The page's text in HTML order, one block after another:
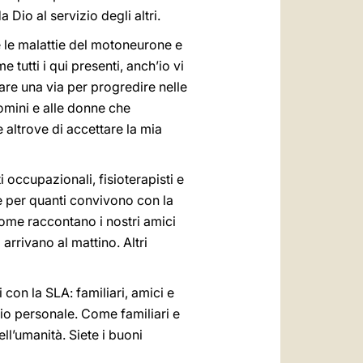
Dio al servizio degli altri.
malattie del motoneurone e
tutti i qui presenti, anch’io vi
una via per progredire nelle
e alle donne che
altrove di accettare la mia
occupazionali, fisioterapisti e
quanti convivono con la
raccontano i nostri amici
al mattino. Altri
la SLA: familiari, amici e
personale. Come familiari e
Siete i buoni